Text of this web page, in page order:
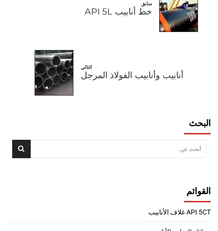
سابق
خط أنابيب API 5L
التالي
أنابيب وأنابيب الفولاذ المرجل
البحث
القوائم
API 5CT غلاف الأنابيب